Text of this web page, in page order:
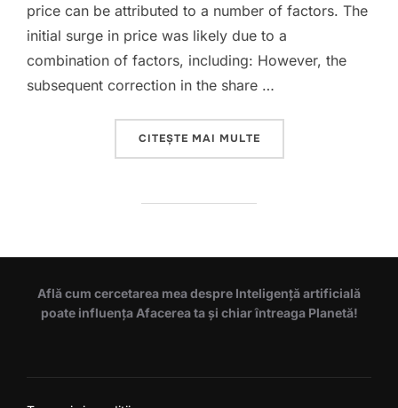
price can be attributed to a number of factors. The
initial surge in price was likely due to a
combination of factors, including: However, the
subsequent correction in the share …
CITEȘTE MAI MULTE„HIDROELECTRICA
Află cum cercetarea mea despre Inteligență artificială
poate influența Afacerea ta și chiar întreaga Planetă!